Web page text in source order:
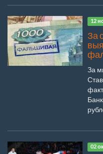
12
За
За
02